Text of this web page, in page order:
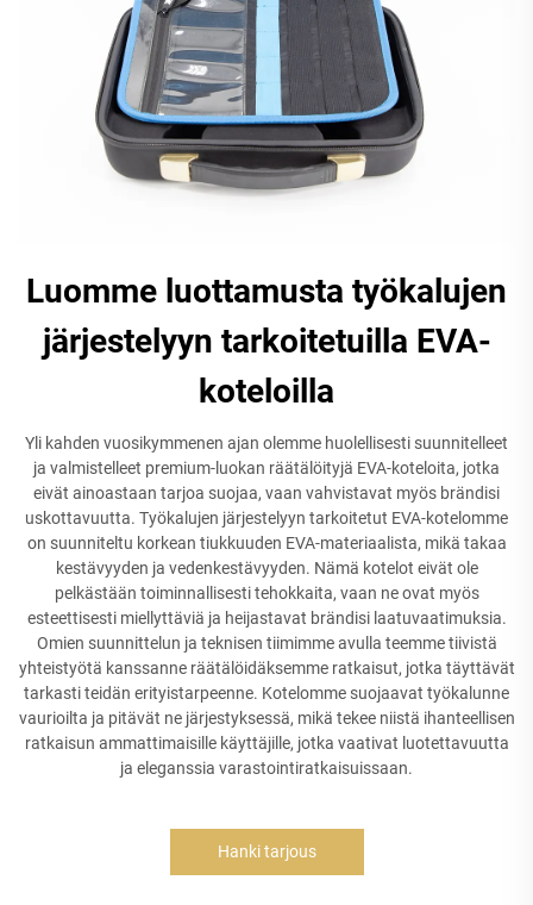
Luomme luottamusta työkalujen
järjestelyyn tarkoitetuilla EVA-
koteloilla
Yli kahden vuosikymmenen ajan olemme huolellisesti suunnitelleet
ja valmistelleet premium-luokan räätälöityjä EVA-koteloita, jotka
eivät ainoastaan tarjoa suojaa, vaan vahvistavat myös brändisi
uskottavuutta. Työkalujen järjestelyyn tarkoitetut EVA-kotelomme
on suunniteltu korkean tiukkuuden EVA-materiaalista, mikä takaa
kestävyyden ja vedenkestävyyden. Nämä kotelot eivät ole
pelkästään toiminnallisesti tehokkaita, vaan ne ovat myös
esteettisesti miellyttäviä ja heijastavat brändisi laatuvaatimuksia.
Omien suunnittelun ja teknisen tiimimme avulla teemme tiivistä
yhteistyötä kanssanne räätälöidäksemme ratkaisut, jotka täyttävät
tarkasti teidän erityistarpeenne. Kotelomme suojaavat työkalunne
vaurioilta ja pitävät ne järjestyksessä, mikä tekee niistä ihanteellisen
ratkaisun ammattimaisille käyttäjille, jotka vaativat luotettavuutta
ja eleganssia varastointiratkaisuissaan.
Hanki tarjous